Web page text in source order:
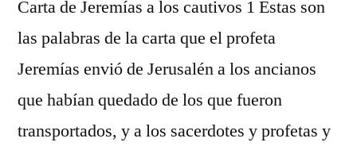
Carta de Jeremías a los cautivos 1 Éstas son
las palabras de la carta que el profeta
Jeremías envió de Jerusalén a los ancianos
que habían quedado de los que fueron
transportados, y a los sacerdotes y profetas y